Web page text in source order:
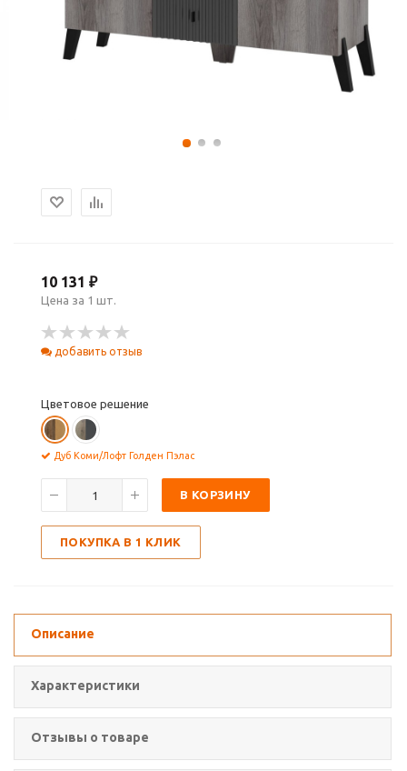
10 131 ₽
Цена за 1 шт.
добавить отзыв
Цветовое решение
Дуб Коми/Лофт Голден Пэлас
В КОРЗИНУ
ПОКУПКА В 1 КЛИК
Описание
Характеристики
Отзывы о товаре